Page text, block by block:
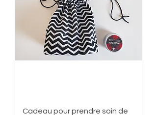
Cadeau pour prendre soin de